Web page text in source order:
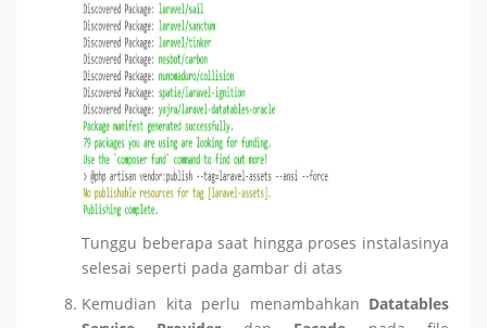
Tunggu beberapa saat hingga proses instalasinya
selesai seperti pada gambar di atas
Kemudian kita perlu menambahkan Datatables